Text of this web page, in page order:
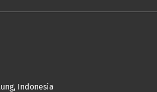
, Indonesia